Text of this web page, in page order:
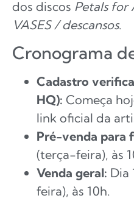
dos discos Petals for
VASES / descansos.
Cronograma
Cadastro
HQ): Começa
link oficial da
Pré-venda para
(terça-feira), às
Venda geral: Dia
feira), às 10h.